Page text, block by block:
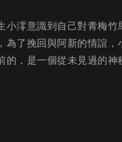
小澪意識到自己對青梅
為了挽回與阿新的情誼
的，是一個從未見過的神